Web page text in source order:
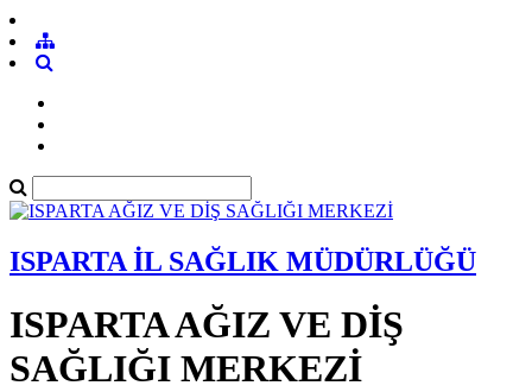
ISPARTA İL SAĞLIK MÜDÜRLÜĞÜ
ISPARTA AĞIZ VE DİŞ
SAĞLIĞI MERKEZİ